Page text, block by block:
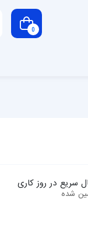
0
سریع در روز کاری
شده